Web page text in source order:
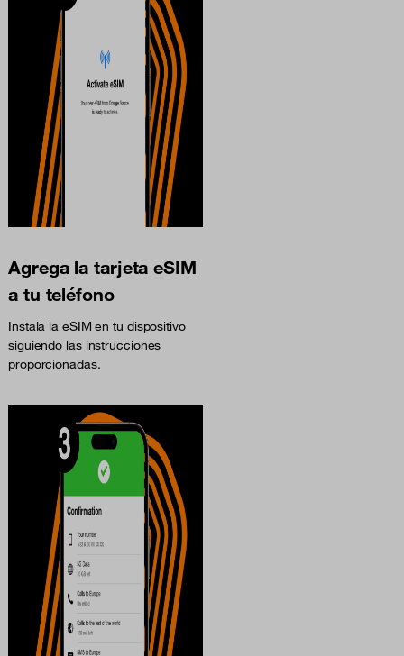
Agrega la tarjeta eSIM
a tu teléfono
Instala la eSIM en tu dispositivo
siguiendo las instrucciones
proporcionadas.